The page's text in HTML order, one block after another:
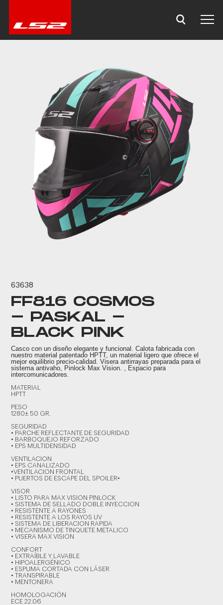
63638
FF816 COSMOS
- PASKAL -
BLACK PINK
Casco con un diseño elegante y funcional. Calota fabricada con
nuestro material patentado HPTT, un material ligero que ofrece el
mejor equilibrio precio-calidad. Visera antirrayas preparada para el
sistema antivaho, Pinlock Max Vision. , Espacio para
intercomunicadores.
MATERIAL
HPTT
PESO
1280± 50 GR.
SEGURIDAD
• PARCHE REFLECTANTE DE SEGURIDAD
• BARBOQUEJO REFORZADO
• EPS MULTIDENSIDAD
VENTILACION
• EPS CANALIZADO
•VENTILACION FRONTAL
• PUERTOS DE ESCAPE DEL SPOILER•
VISOR
• LISTO PARA MAX VISION PINLOCK
• SISTEMA DE SELLADO DOBLE INYECCION
• RESISTENTE A RAYONES
• RESISTENTE A LOS RAYOS UV
• SISTEMA DE LIBERACION RAPIDA
• MECANISMO DE TINQUETE METALICO
• VISERA MAX VISION
CONFORT
• EXTRAÍBLE Y LAVABLE
• HIPOALERGÉNICO
• ESPUMA CORTADA CON LÁSER
• TRANSPIRABLE
• MENTONERA
HOMOLOGACIÓN
ECE 22.06